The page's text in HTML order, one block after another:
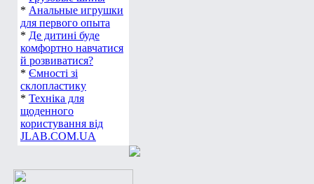
* Анальные игрушки
для первого опыта
* Де дитині буде
комфортно навчатися
й розвиватися?
* Ємності зі
склопластику
* Техніка для
щоденного
користування від
JLAB.COM.UA